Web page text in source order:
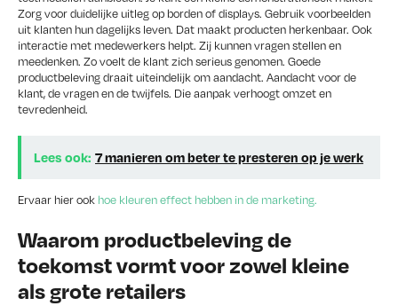
Zorg voor duidelijke uitleg op borden of displays. Gebruik voorbeelden
uit klanten hun dagelijks leven. Dat maakt producten herkenbaar. Ook
interactie met medewerkers helpt. Zij kunnen vragen stellen en
meedenken. Zo voelt de klant zich serieus genomen. Goede
productbeleving draait uiteindelijk om aandacht. Aandacht voor de
klant, de vragen en de twijfels. Die aanpak verhoogt omzet en
tevredenheid.
Lees ook: 7 manieren om beter te presteren op je werk
Ervaar hier ook hoe kleuren effect hebben in de marketing.
Waarom productbeleving de
toekomst vormt voor zowel kleine
als grote retailers